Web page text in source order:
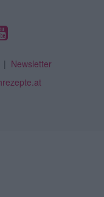
| Newsletter